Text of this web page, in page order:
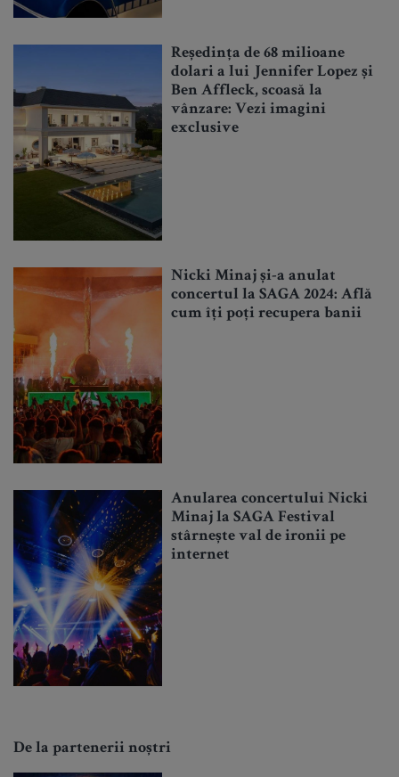
Reședința de 68 milioane
dolari a lui Jennifer Lopez și
Ben Affleck, scoasă la
vânzare: Vezi imagini
exclusive
Nicki Minaj și-a anulat
concertul la SAGA 2024: Află
cum îți poți recupera banii
Anularea concertului Nicki
Minaj la SAGA Festival
stârnește val de ironii pe
internet
De la partenerii noștri